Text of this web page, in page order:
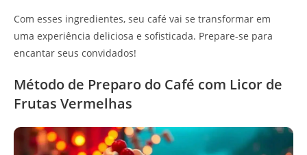
Com esses ingredientes, seu café vai se transformar em
uma experiência deliciosa e sofisticada. Prepare-se para
encantar seus convidados!
Método de Preparo do Café com Licor de
Frutas Vermelhas